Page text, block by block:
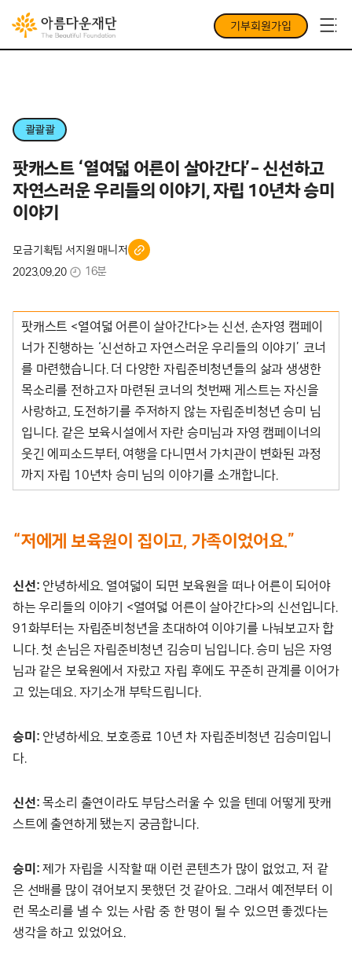
기부회원가입
콸콸콸
팟캐스트 ‘열여덟 어른이 살아간다’- 신선하고
자연스러운 우리들의 이야기, 자립 10년차 승미
이야기
모금기획팀 서지원 매니저
2023.09.20
16분
팟캐스트 <열여덟 어른이 살아간다>는 신선, 손자영 캠페이
너가 진행하는 ‘신선하고 자연스러운 우리들의 이야기’ 코너
를 마련했습니다. 더 다양한 자립준비청년들의 삶과 생생한
목소리를 전하고자 마련된 코너의 첫번째 게스트는 자신을
사랑하고, 도전하기를 주저하지 않는 자립준비청년 승미 님
입니다. 같은 보육시설에서 자란 승미님과 자영 캠페이너의
웃긴 에피소드부터, 여행을 다니면서 가치관이 변화된 과정
까지 자립 10년차 승미 님의 이야기를 소개합니다.
“저에게 보육원이 집이고, 가족이었어요.”
신선: 안녕하세요. 열여덟이 되면 보육원을 떠나 어른이 되어야
하는 우리들의 이야기 <열여덟 어른이 살아간다>의 신선입니다.
91화부터는 자립준비청년을 초대하여 이야기를 나눠보고자 합
니다. 첫 손님은 자립준비청년 김승미 님입니다. 승미 님은 자영
님과 같은 보육원에서 자랐고 자립 후에도 꾸준히 관계를 이어가
고 있는데요. 자기소개 부탁드립니다.
승미: 안녕하세요. 보호종료 10년 차 자립준비청년 김승미입니
다.
신선: 목소리 출연이라도 부담스러울 수 있을 텐데 어떻게 팟캐
스트에 출연하게 됐는지 궁금합니다.
승미: 제가 자립을 시작할 때 이런 콘텐츠가 많이 없었고, 저 같
은 선배를 많이 겪어보지 못했던 것 같아요. 그래서 예전부터 이
런 목소리를 낼 수 있는 사람 중 한 명이 될 수 있으면 좋겠다는
생각을 하고 있었어요.